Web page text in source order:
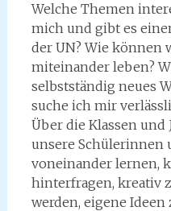
Welche Themen
mich und gibt es
der UN? Wie können
miteinander leben?
selbstständig neues
suche ich mir
Über die Klassen
unsere Schülerinnen
voneinander lernen,
hinterfragen, kreativ
werden, eigene